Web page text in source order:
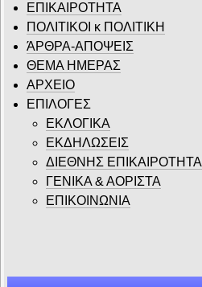
ΕΠΙΚΑΙΡΟΤΗΤΑ
ΠΟΛΙΤΙΚΟΙ κ ΠΟΛΙΤΙΚΗ
ΆΡΘΡΑ-ΑΠΟΨΕΙΣ
ΘΕΜΑ ΗΜΕΡΑΣ
ΑΡΧΕΙΟ
ΕΠΙΛΟΓΕΣ
ΕΚΛΟΓΙΚΑ
ΕΚΔΗΛΩΣΕΙΣ
ΔΙΕΘΝΗΣ ΕΠΙΚΑΙΡΟΤΗΤΑ
ΓΕΝΙΚΑ & ΑΟΡΙΣΤΑ
ΕΠΙΚΟΙΝΩΝΙΑ